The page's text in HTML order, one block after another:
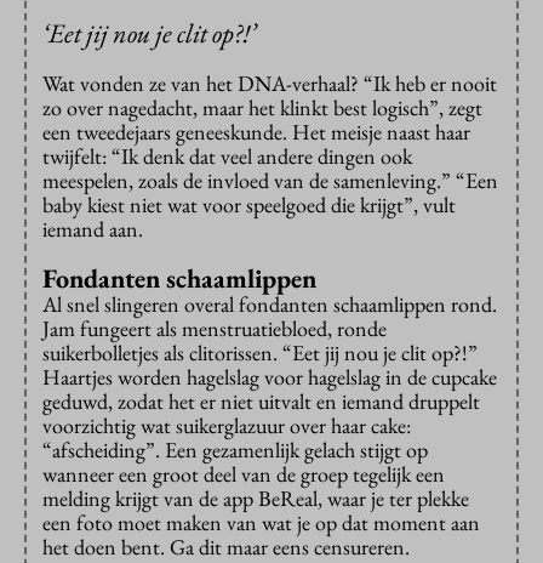
‘Eet jij nou je clit op?!’
Wat vonden ze van het DNA-verhaal? “Ik heb er nooit
zo over nagedacht, maar het klinkt best logisch”, zegt
een tweedejaars geneeskunde. Het meisje naast haar
twijfelt: “Ik denk dat veel andere dingen ook
meespelen, zoals de invloed van de samenleving.” “Een
baby kiest niet wat voor speelgoed die krijgt”, vult
iemand aan.
Fondanten schaamlippen
Al snel slingeren overal fondanten schaamlippen rond.
Jam fungeert als menstruatiebloed, ronde
suikerbolletjes als clitorissen. “Eet jij nou je clit op?!”
Haartjes worden hagelslag voor hagelslag in de cupcake
geduwd, zodat het er niet uitvalt en iemand druppelt
voorzichtig wat suikerglazuur over haar cake:
“afscheiding”. Een gezamenlijk gelach stijgt op
wanneer een groot deel van de groep tegelijk een
melding krijgt van de app BeReal, waar je ter plekke
een foto moet maken van wat je op dat moment aan
het doen bent. Ga dit maar eens censureren.